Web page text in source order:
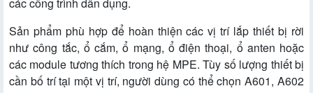
các công trình dân dụng.
Sản phẩm phù hợp để hoàn thiện các vị trí lắp thiết bị rời
như công tắc, ổ cắm, ổ mạng, ổ điện thoại, ổ anten hoặc
các module tương thích trong hệ MPE. Tùy số lượng thiết bị
cần bố trí tại một vị trí, người dùng có thể chọn A601, A602